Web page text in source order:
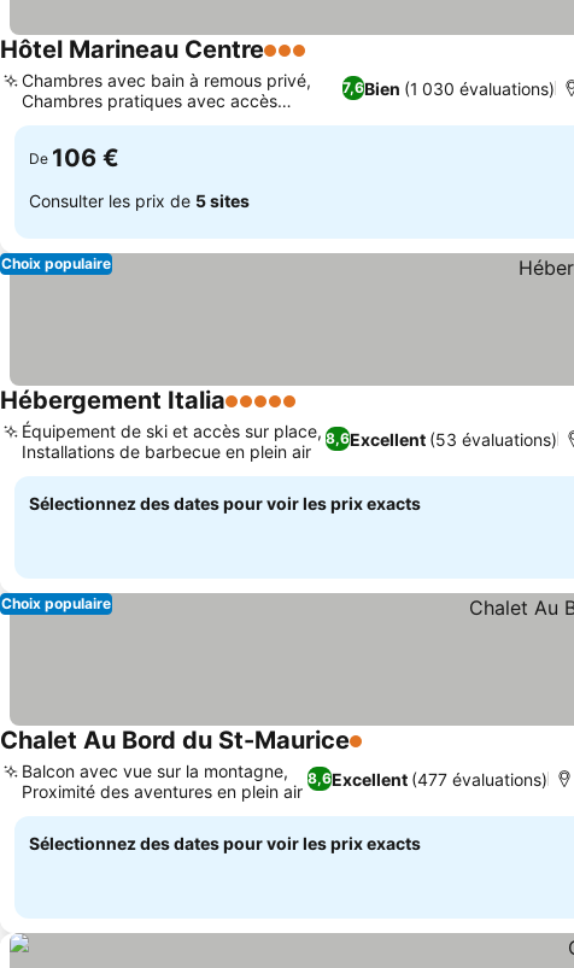
Hôtel Marineau Centre3 Étoiles
7,6Bien (1 030 évaluations)
Chambres avec bain à remous privé,
Chambres pratiques avec accès
extérieur
De 106 €
Consulter les prix de 5 sites
Choix populaire
Hébergement Italia5 Étoiles
8,6Excellent (53 évaluations)
Équipement de ski et accès sur place,
Installations de barbecue en plein air
Sélectionnez des dates pour voir les prix exacts
Choix populaire
Chalet Au Bord du St-Maurice1 Étoiles
8,6Excellent (477 évaluations)
Balcon avec vue sur la montagne,
Proximité des aventures en plein air
Sélectionnez des dates pour voir les prix exacts